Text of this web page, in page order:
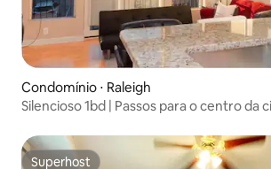
Condomínio ⋅ Raleigh
Silencioso 1bd | Passos para o centro da
Superhost